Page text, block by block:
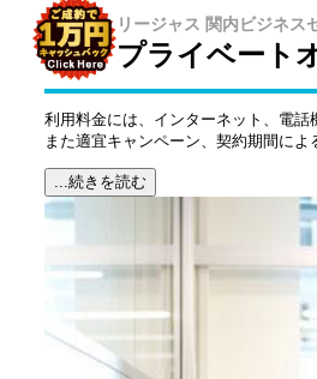
リージャス 関内ビジネス
プライベート
利用料金には、インターネット、電話
また適宜キャンペーン、契約期間によ
...続きを読む